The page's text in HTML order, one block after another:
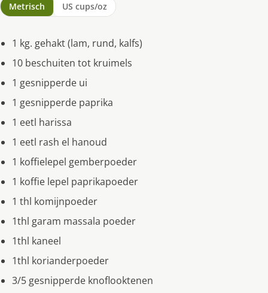
Metrisch US cups/oz
1 kg. gehakt (lam, rund, kalfs)
10 beschuiten tot kruimels
1 gesnipperde ui
1 gesnipperde paprika
1 eetl harissa
1 eetl rash el hanoud
1 koffielepel gemberpoeder
1 koffie lepel paprikapoeder
1 thl komijnpoeder
1thl garam massala poeder
1thl kaneel
1thl korianderpoeder
3/5 gesnipperde knoflooktenen